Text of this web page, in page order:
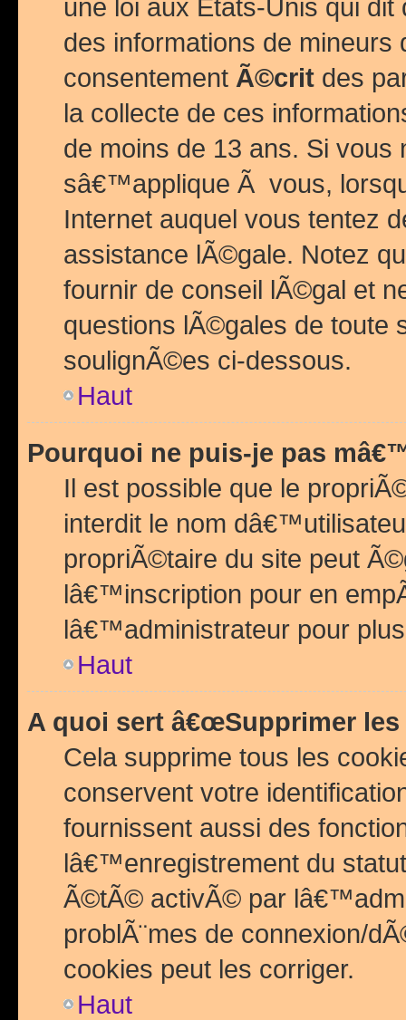
une loi aux Etats-Unis qui
des informations de mineurs
consentement Ã©crit des
la collecte de ces
de moins de 13 ans. Si
sâ€™applique Ã vous,
Internet auquel vous tentez
assistance lÃ©gale. Notez
fournir de conseil lÃ©gal et
questions lÃ©gales de
soulignÃ©es ci-dessous.
Haut
Pourquoi ne puis-je pas
Il est possible que le
interdit le nom
propriÃ©taire du site peut
lâ€™inscription pour en
lâ€™administrateur pour
Haut
A quoi sert â€œSupprimer les
Cela supprime tous les
conservent votre
fournissent aussi des
lâ€™enregistrement du
Ã©tÃ© activÃ© par
problÃ¨mes de connexion/
cookies peut les corriger.
Haut